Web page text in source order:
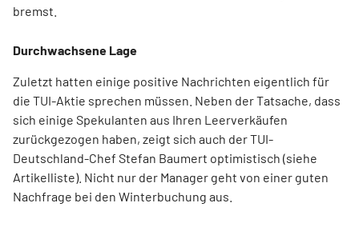
bremst.
Durchwachsene Lage
Zuletzt hatten einige positive Nachrichten eigentlich für
die TUI-Aktie sprechen müssen. Neben der Tatsache, dass
sich einige Spekulanten aus Ihren Leerverkäufen
zurückgezogen haben, zeigt sich auch der TUI-
Deutschland-Chef Stefan Baumert optimistisch (siehe
Artikelliste). Nicht nur der Manager geht von einer guten
Nachfrage bei den Winterbuchung aus.